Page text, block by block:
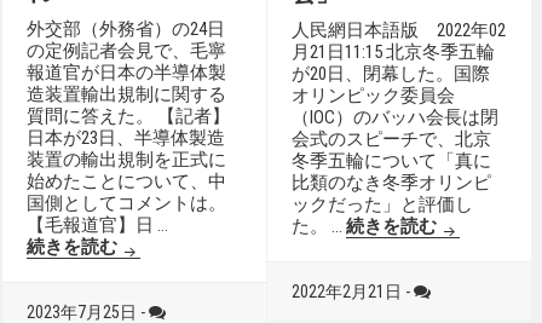
外交部（外務省）の24日
の定例記者会見で、毛寧
報道官が日本の半導体製
造装置輸出規制に関する
質問に答えた。 【記者】
日本が23日、半導体製造
装置の輸出規制を正式に
始めたことについて、中
国側としてコメントは。
【毛報道官】日 …
続きを読む 半導体製造装置輸出規制で中国が日本に厳正な申
2023年7月25日 -
人民網日本語版 2022年02
月21日11:15 北京冬季五輪
が20日、閉幕した。国際
オリンピック委員会
（IOC）のバッハ会長は閉
会式のスピーチで、北京
冬季五輪について「真に
比類のなき冬季オリンピ
ックだった」と評価し
た。 …続きを読む バッハIOC
2022年2月21日 -